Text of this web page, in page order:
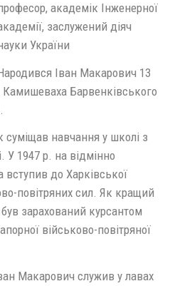
академік Інженерної
заслужений діяч
України
Іван Макарович 13
Барвенківського
навчання у школі з
1947 р. на відмінно
до Харківської
повітряних сил. Як кращий
зарахований курсантом
військово-повітряної
Макарович служив у лавах